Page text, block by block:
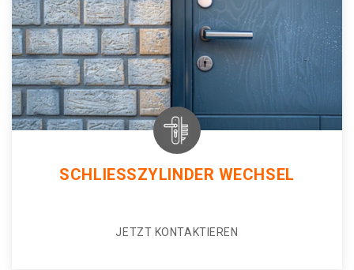
SCHLIESSZYLINDER WECHSEL
JETZT KONTAKTIEREN